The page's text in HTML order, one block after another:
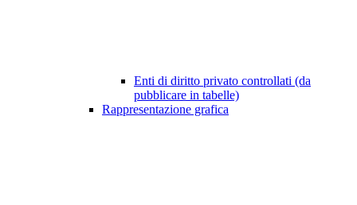
Enti di diritto privato controllati (da
pubblicare in tabelle)
Rappresentazione grafica